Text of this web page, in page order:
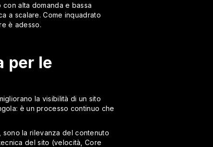
alta domanda e bassa
a scalare. Come inquadrato
è adesso.
per le
la visibilità di un sito
è un processo continuo che
la rilevanza del contenuto
del sito (velocità, Core